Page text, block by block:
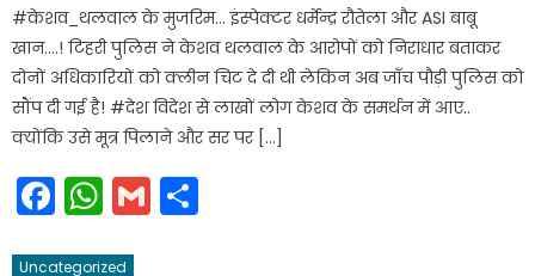
#केशव_थलवाल के मुजरिम… इंस्पेक्टर धर्मेन्द्र रौतेला और ASI बाबू
खान….! टिहरी पुलिस ने केशव थलवाल के आरोपों को निराधार बताकर
दोनों अधिकारियों को क्लीन चिट दे दी थी लेकिन अब जाँच पौड़ी पुलिस को
सौंप दी गई है! #देश विदेश से लाखों लोग केशव के समर्थन में आए..
क्योंकि उसे मूत्र पिलाने और सर पर […]
Facebook
WhatsApp
Gmail
Uncategorized